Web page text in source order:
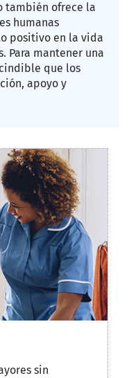
también ofrece la
humanas
positivo en la vida
Para mantener una
que los
apoyo y
sin